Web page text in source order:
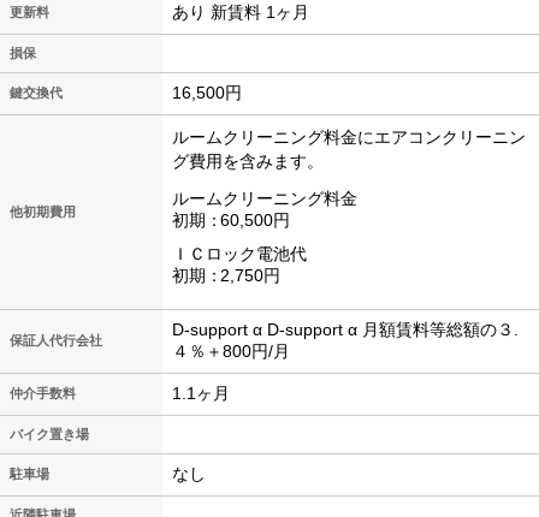
更新料 あり 新賃料 1ヶ月
損保
鍵交換代 16,500円
他初期費用
ルームクリーニング料金にエアコンクリーニン
グ費用を含みます。
ルームクリーニング料金
初期
60,500円
ＩＣロック電池代
初期
2,750円
保証人代行会社
D-support α D-support α 月額賃料等総額の３.
４％＋800円/月
仲介手数料 1.1ヶ月
バイク置き場
駐車場 なし